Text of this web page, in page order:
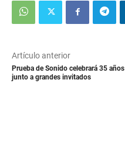
Artículo anterior
Prueba de Sonido celebrará 35 años
junto a grandes invitados